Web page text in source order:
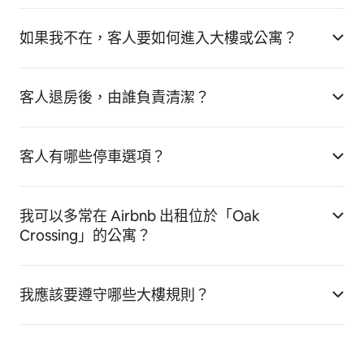
如果我不在，客人要如何進入大樓或公寓？
客人退房後，由誰負責清潔？
客人有哪些停車選項？
我可以多常在 Airbnb 出租位於「Oak
Crossing」的公寓？
我應該要遵守哪些大樓規則？